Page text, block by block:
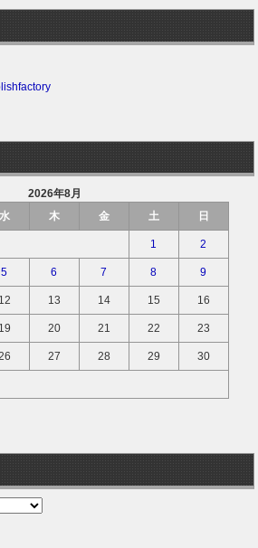
2026年8月
水 木 金 土 日
1 2
5 6 7 8 9
12 13 14 15 16
19 20 21 22 23
27 28 29 30